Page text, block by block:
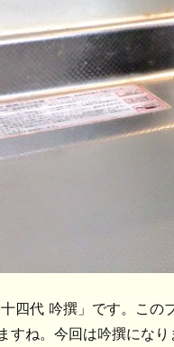
四代 吟撰」です。この
すね。今回は吟撰にな